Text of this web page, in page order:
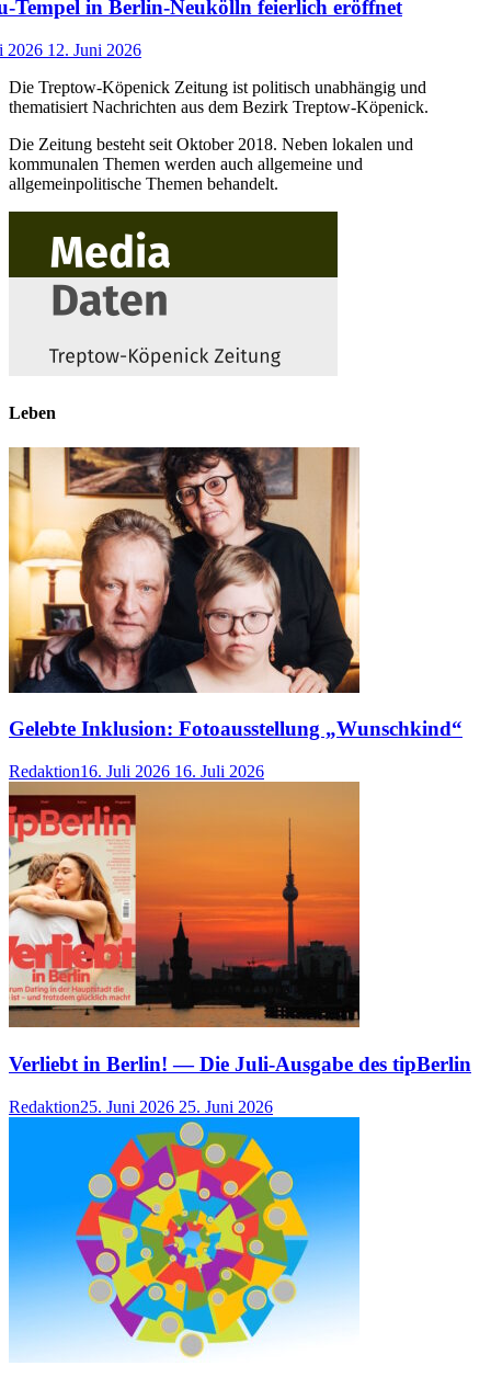
Tempel in Berlin-Neukölln feierlich eröffnet
2026 12. Juni 2026
Die Treptow-Köpenick Zeitung ist politisch unabhängig und
thematisiert Nachrichten aus dem Bezirk Treptow-Köpenick.
Die Zeitung besteht seit Oktober 2018. Neben lokalen und
kommunalen Themen werden auch allgemeine und
allgemeinpolitische Themen behandelt.
Leben
Gelebte Inklusion: Fotoausstellung „Wunschkind“
Redaktion16. Juli 2026 16. Juli 2026
Verliebt in Berlin! — Die Juli-Ausgabe des tipBerlin
Redaktion25. Juni 2026 25. Juni 2026